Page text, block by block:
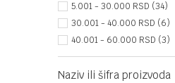
5.001 - 30.000 RSD (34)
30.001 - 40.000 RSD (6)
40.001 - 60.000 RSD (3)
Naziv ili šifra proizvoda